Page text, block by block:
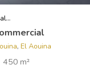
, El Aouina
450 m²